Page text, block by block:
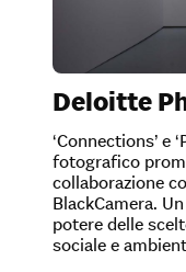
Deloitte
‘Connections’ e
fotografico
collaborazione
BlackCamera.
potere delle
sociale e